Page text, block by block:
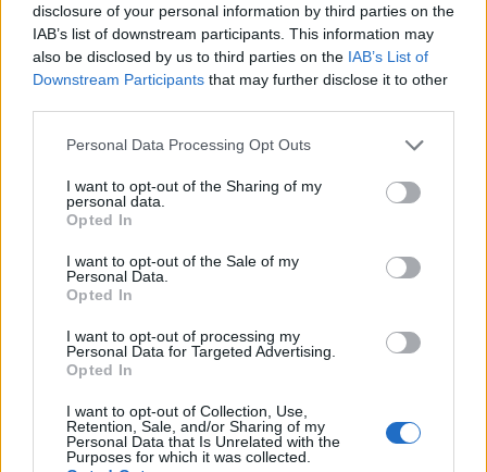
disclosure of your personal information by third parties on the
IAB’s list of downstream participants. This information may
also be disclosed by us to third parties on the IAB’s List of
Downstream Participants that may further disclose it to other
Please note that this website/app uses one or more Google
not limited to your visit or usage behaviour. You may click to
grant or deny consent to Google and its third-party tags to
use your data for below specified purposes in below Google
consent section.
Personal Data Processing Opt Outs
I want to opt-out of the Sharing of my
personal data.
Opted In
I want to opt-out of the Sale of my
Personal Data.
Opted In
I want to opt-out of processing my
Personal Data for Targeted Advertising.
Opted In
I want to opt-out of Collection, Use,
Retention, Sale, and/or Sharing of my
Personal Data that Is Unrelated with the
Purposes for which it was collected.
L’aumento e la diminuzione percentuali sono relativi al
valore precedente
Vale la pena un Master o un MBA? Dovresti
programma post-laurea in
costa da
23.400
anni. Questo è un bel investimento.
stipendio durante il periodo di studio, ammesso che
tu abbia già un lavoro. Nella maggior parte dei casi,
una volta completata l’istruzione e conseguito il
titolo, viene effettuata una revisione dello stipendio.